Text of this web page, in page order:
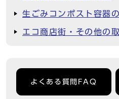
生ごみコンポスト容器
エコ商店街・その他の
よくある質問FAQ